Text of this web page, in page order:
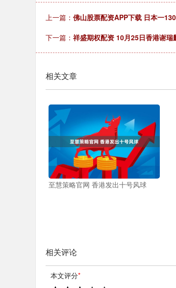
上一篇： 佛山股票配资APP下载 日本一
下一篇： 祥盛期权配资 10月25日香港谢
相关文章
至慧策略官网 香港发出十号风球
相关评论
本文评分*